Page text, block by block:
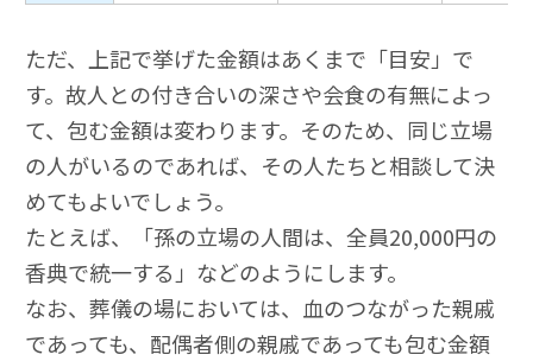
ただ、上記で挙げた金額はあくまで「目安」で
す。故人との付き合いの深さや会食の有無によっ
て、包む金額は変わります。そのため、同じ立場
の人がいるのであれば、その人たちと相談して決
めてもよいでしょう。
たとえば、「孫の立場の人間は、全員20,000円の
香典で統一する」などのようにします。
なお、葬儀の場においては、血のつながった親戚
であっても、配偶者側の親戚であっても包む金額